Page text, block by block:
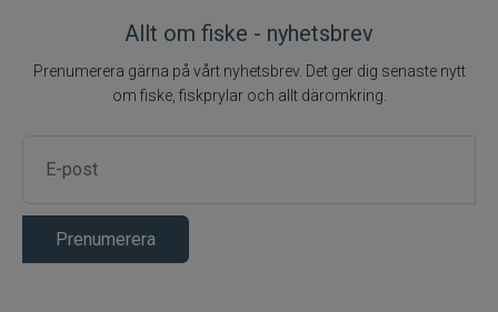
Allt om fiske - nyhetsbrev
Prenumerera gärna på vårt nyhetsbrev. Det ger dig senaste nytt
om fiske, fiskprylar och allt däromkring.
Prenumerera